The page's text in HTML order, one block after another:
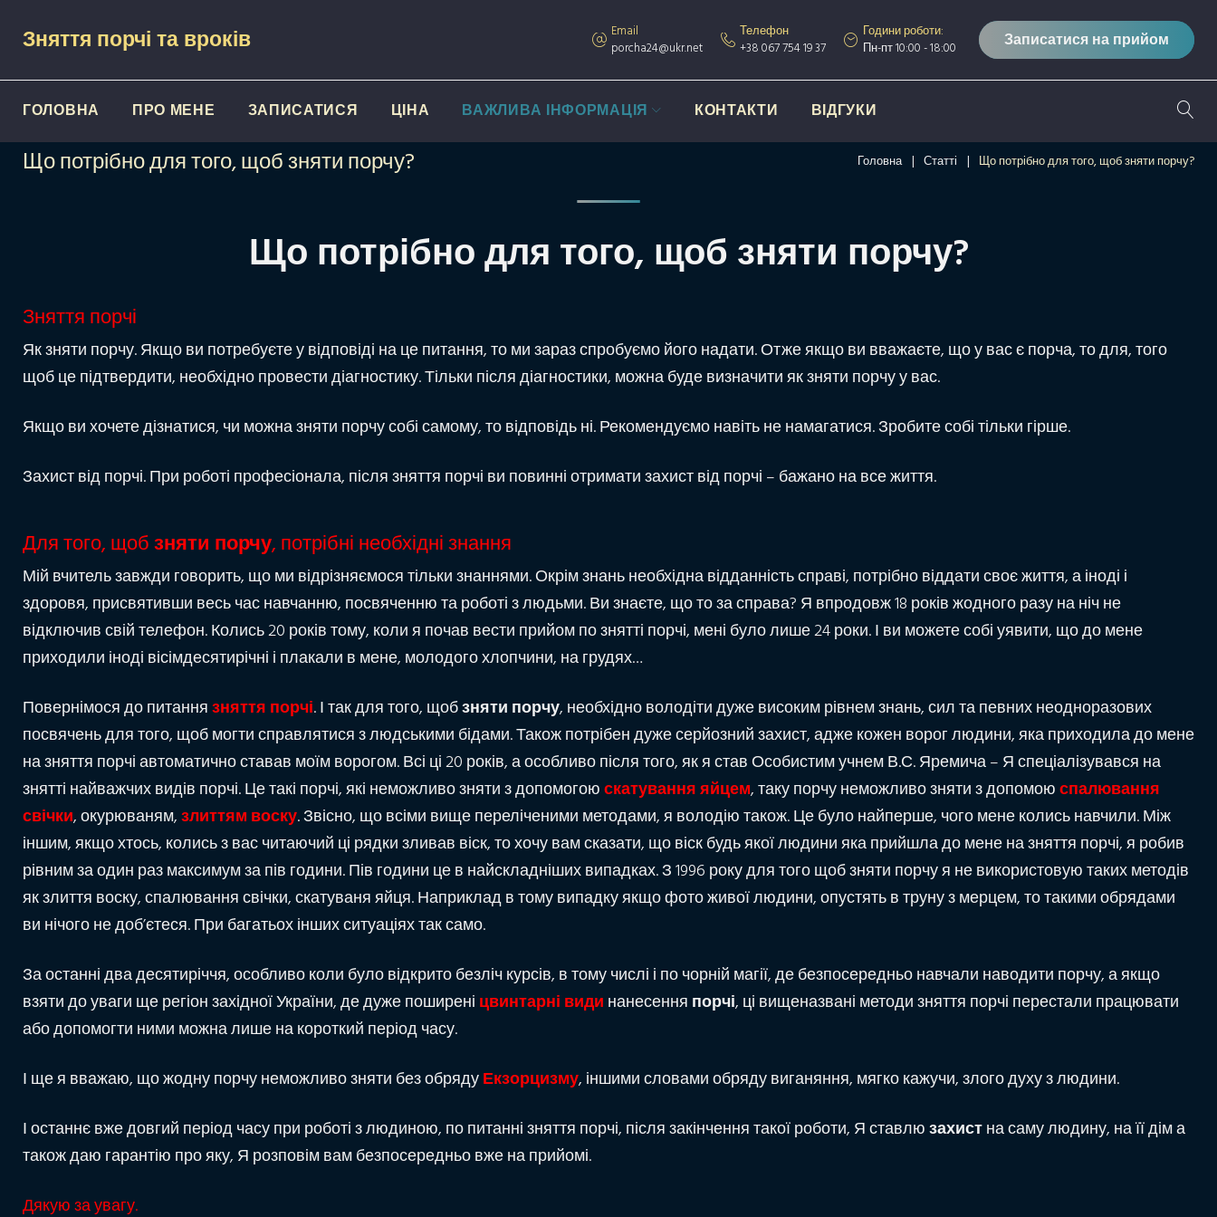
Зняття порчі та вроків
Email
porcha24@ukr.net
Телефон
+38 067 754 19 37
Години роботи:
Пн-пт 10:00 - 18:00
Записатися на прийом
ГОЛОВНА ПРО МЕНЕ ЗАПИСАТИСЯ ЦІНА ВАЖЛИВА ІНФОРМАЦІЯ КОНТАКТИ ВІДГУКИ
Що потрібно для того, щоб зняти порчу? Головна | Статті | Що потрібно для того, щоб зняти порчу?
Що потрібно для того, щоб зняти порчу?
Зняття порчі
Як зняти порчу. Якщо ви потребуєте у відповіді на це питання, то ми зараз спробуємо його надати. Отже якщо ви вважаєте, що у вас є порча, то для, того
щоб це підтвердити, необхідно провести діагностику. Тільки після діагностики, можна буде визначити як зняти порчу у вас.
Якщо ви хочете дізнатися, чи можна зняти порчу собі самому, то відповідь ні. Рекомендуємо навіть не намагатися. Зробите собі тільки гірше.
Захист від порчі. При роботі професіонала, після зняття порчі ви повинні отримати захист від порчі – бажано на все життя.
Для того, щобзняти порчу, потрібні необхідні знання
Мій вчитель завжди говорить, що ми відрізняємося тільки знаннями. Окрім знань необхідна відданність справі, потрібно віддати своє життя, а іноді і
здоровя, присвятивши весь час навчанню, посвяченню та роботі з людьми. Ви знаєте, що то за справа? Я впродовж 18 років жодного разу на ніч не
відключив свій телефон. Колись 20 років тому, коли я почав вести прийом по знятті порчі, мені було лише 24 роки. І ви можете собі уявити, що до мене
приходили іноді вісімдесятирічні і плакали в мене, молодого хлопчини, на грудях…
Повернімося до питаннязняття порчі. І так для того, щобзняти порчу, необхідно володіти дуже високим рівнем знань, сил та певних неодноразових
посвячень для того, щоб могти справлятися з людськими бідами. Також потрібен дуже серйозний захист, адже кожен ворог людини, яка приходила до мене
на зняття порчі автоматично ставав моїм ворогом. Всі ці 20 років, а особливо після того, як я став Особистим учнем В.С. Яремича – Я спеціалізувався на
знятті найважчих видів порчі. Це такі порчі, які неможливо зняти з допомогоюскатування яйцем, таку порчу неможливо зняти з допомоюспалювання
свічки, окурюваням,злиттям воску. Звісно, що всіми вище переліченими методами, я володію також. Це було найперше, чого мене колись навчили. Між
іншим, якщо хтось, колись з вас читаючий ці рядки зливав віск, то хочу вам сказати, що віск будь якої людини яка прийшла до мене на зняття порчі, я робив
рівним за один раз максимум за пів години. Пів години це в найскладніших випадках. З 1996 року для того щоб зняти порчу я не використовую таких методів
як злиття воску, спалювання свічки, скатуваня яйця. Наприклад в тому випадку якщо фото живої людини, опустять в труну з мерцем, то такими обрядами
ви нічого не доб’єтеся. При багатьох інших ситуаціях так само.
За останні два десятиріччя, особливо коли було відкрито безліч курсів, в тому числі і по чорній магії, де безпосередньо навчали наводити порчу, а якщо
взяти до уваги ще регіон західної України, де дуже поширені цвинтарні види нанесення порчі, ці вищеназвані методи зняття порчі перестали працювати
або допомогти ними можна лише на короткий період часу.
І ще я вважаю, що жодну порчу неможливо зняти без обрядуЕкзорцизму, іншими словами обряду виганяння, мягко кажучи, злого духу з людини.
І останнє вже довгий період часу при роботі з людиною, по питанні зняття порчі, після закінчення такої роботи, Я ставлюзахистна саму людину, на її дім а
також даю гарантію про яку, Я розповім вам безпосередньо вже на прийомі.
Дякую за увагу.